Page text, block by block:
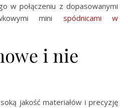
w połączeniu z dopasowanymi
mini spódnicami w
i nie
jakość materiałów i precyzję